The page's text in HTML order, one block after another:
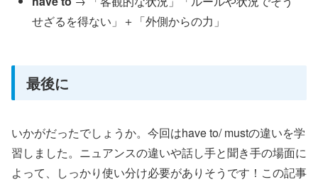
せざるを得ない」＋「外側からの力」
最後に
いかがだったでしょうか。今回はhave to/ mustの違いを学
習しました。ニュアンスの違いや話し手と聞き手の場面に
よって、しっかり使い分け必要がありそうです！この記事